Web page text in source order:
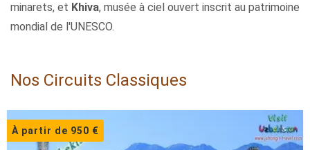
minarets, et Khiva, musée à ciel ouvert inscrit au patrimoine
mondial de l'UNESCO.
Nos Circuits Classiques
À partir de 950 €